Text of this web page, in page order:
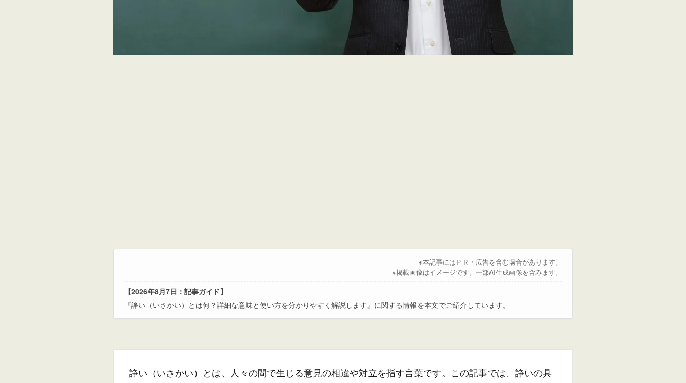
※本記事にはＰＲ・広告を含む場合があります。
※掲載画像はイメージです。一部AI生成画像を含みます。
【2026年8月7日：記事ガイド】
『諍い（いさかい）とは何？詳細な意味と使い方を分かりやすく解説します』に関する情報を本文でご紹介しています。
諍い（いさかい）とは、人々の間で生じる意見の相違や対立を指す言葉です。この記事では、諍いの具